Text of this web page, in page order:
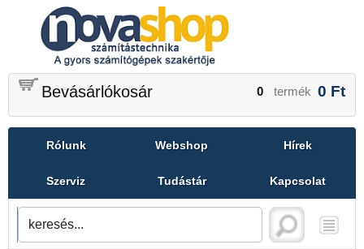
Bevásárlókosár 0 termék 0 Ft
Rólunk Webshop Hírek
Szerviz Tudástár Kapcsolat